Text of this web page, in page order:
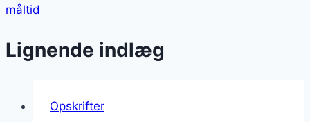
måltid
Lignende indlæg
Opskrifter